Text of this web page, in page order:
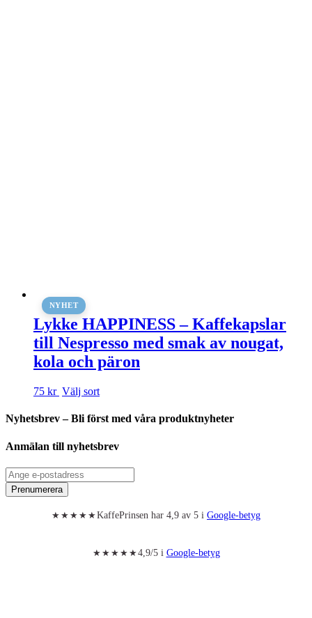
NYHET
Lykke HAPPINESS – Kaffekapslar
till Nespresso med smak av nougat,
kola och päron
75 kr Välj sortDen
produkten
flera
varianter.
De
väljas
Nyhetsbrev – Bli först med våra produktnyheter
Anmälan till nyhetsbrev
Prenumerera
★★★★★KaffePrinsen har 4,9 av 5 i Google-betyg
★★★★★4,9/5 i Google-betyg